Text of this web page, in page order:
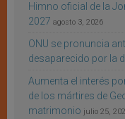
Himno oficial de la
2027 agosto 3, 2026
ONU se pronuncia
desaparecido por la
Aumenta el interés
de los mártires de
matrimonio julio 25,